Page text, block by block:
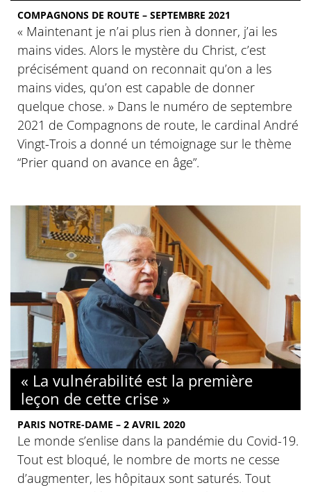
COMPAGNONS DE ROUTE – SEPTEMBRE 2021
« Maintenant je n’ai plus rien à donner, j’ai les
mains vides. Alors le mystère du Christ, c’est
précisément quand on reconnait qu’on a les
mains vides, qu’on est capable de donner
quelque chose. » Dans le numéro de septembre
2021 de Compagnons de route, le cardinal André
Vingt-Trois a donné un témoignage sur le thème
“Prier quand on avance en âge”.
« La vulnérabilité est la première
leçon de cette crise »
PARIS NOTRE-DAME – 2 AVRIL 2020
Le monde s’enlise dans la pandémie du Covid-19.
Tout est bloqué, le nombre de morts ne cesse
d’augmenter, les hôpitaux sont saturés. Tout